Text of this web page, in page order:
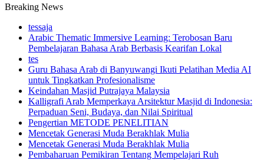
Breaking News
tessaja
Arabic Thematic Immersive Learning: Terobosan Baru
Pembelajaran Bahasa Arab Berbasis Kearifan Lokal
tes
Guru Bahasa Arab di Banyuwangi Ikuti Pelatihan Media AI
untuk Tingkatkan Profesionalisme
Keindahan Masjid Putrajaya Malaysia
Kalligrafi Arab Memperkaya Arsitektur Masjid di Indonesia:
Perpaduan Seni, Budaya, dan Nilai Spiritual
Pengertian METODE PENELITIAN
Mencetak Generasi Muda Berakhlak Mulia
Mencetak Generasi Muda Berakhlak Mulia
Pembaharuan Pemikiran Tentang Mempelajari Ruh